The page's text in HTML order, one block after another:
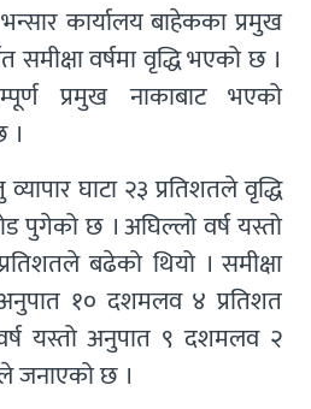
कार्यालय बाहेकका प्रमुख
समीक्षा वर्षमा वृद्धि भएको छ ।
प्रमुख नाकाबाट भएको
।
घाटा २३ प्रतिशतले वृद्धि
पुगेको छ । अघिल्लो वर्ष यस्तो
बढेको थियो । समीक्षा
अनुपात १० दशमलव ४ प्रतिशत
यस्तो अनुपात ९ दशमलव २
जनाएको छ ।